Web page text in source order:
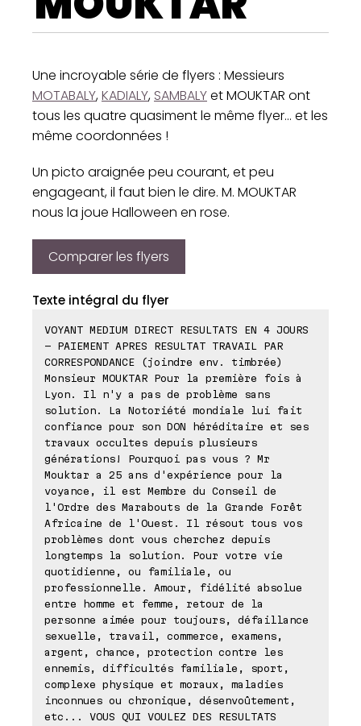
Une incroyable série de flyers : Messieurs
MOTABALY,KADIALY, SAMBALYet MOUKTAR ont
tous les quatre quasiment le même flyer... et les
même coordonnées !
Un picto araignée peu courant, et peu
engageant, il faut bien le dire. M. MOUKTAR
nous la joue Halloween en rose.
Comparer les flyers
Texte intégral du flyer
VOYANT MEDIUM DIRECT RESULTATS EN 4 JOURS
- PAIEMENT APRES RESULTAT TRAVAIL PAR
CORRESPONDANCE (joindre env. timbrée)
Monsieur MOUKTAR Pour la première fois à
Lyon. Il n'y a pas de problème sans
solution. La Notoriété mondiale lui fait
confiance pour son DON héréditaire et ses
travaux occultes depuis plusieurs
générations! Pourquoi pas vous ? Mr
Mouktar a 25 ans d'expérience pour la
voyance, il est Membre du Conseil de
l'Ordre des Marabouts de la Grande Forêt
Africaine de l'Ouest. Il résout tous vos
problèmes dont vous cherchez depuis
longtemps la solution. Pour votre vie
quotidienne, ou familiale, ou
professionnelle. Amour, fidélité absolue
entre homme et femme, retour de la
personne aimée pour toujours, défaillance
sexuelle, travail, commerce, examens,
argent, chance, protection contre les
ennemis, difficultés familiale, sport,
complexe physique et moraux, maladies
inconnues ou chronique, désenvoûtement,
etc... VOUS QUI VOULEZ DES RESULTATS